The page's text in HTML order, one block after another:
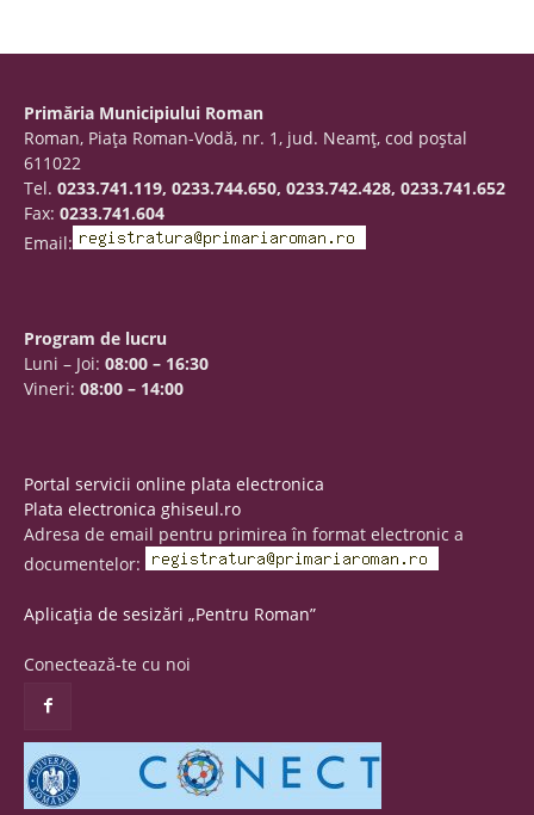
Primăria Municipiului Roman
Roman, Piaţa Roman-Vodă, nr. 1, jud. Neamţ, cod poştal
611022
Tel. 0233.741.119, 0233.744.650, 0233.742.428, 0233.741.652
Fax: 0233.741.604
Email:
Program de lucru
Luni – Joi: 08:00 – 16:30
Vineri: 08:00 – 14:00
Portal servicii online plata electronica
Plata electronica ghiseul.ro
Adresa de email pentru primirea în format electronic a
documentelor:
Aplicația de sesizări „Pentru Roman”
Conectează-te cu noi